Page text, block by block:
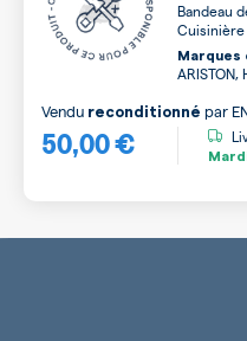
Bandeau
Cuisinière
Marques
ARISTON,
50,00 €
Vendu reconditionné par
A